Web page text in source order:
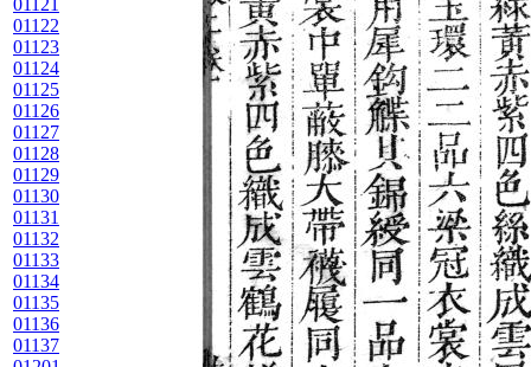
01121
01122
01123
01124
01125
01126
01127
01128
01129
01130
01131
01132
01133
01134
01135
01136
01137